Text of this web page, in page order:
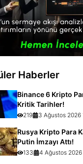
Haberler
Binance 6 Kripto
Kritik Tarihler!
219 3 Ağustos 2026
Rusya Kripto Para
Putin İmzayı Attı!
133 4 Ağustos 2026